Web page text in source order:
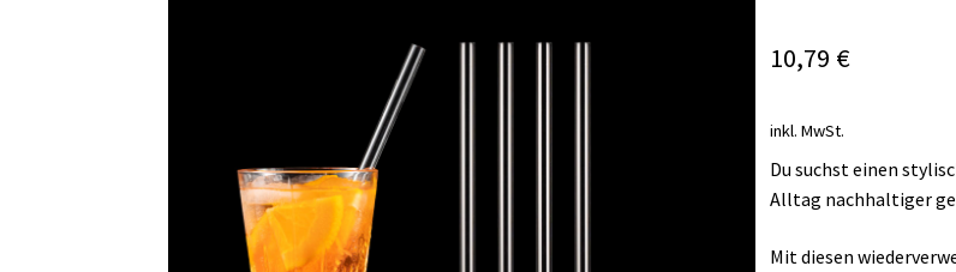
10,79 €
inkl. MwSt.
Du suchst einen
Alltag nachhaltiger
Mit diesen